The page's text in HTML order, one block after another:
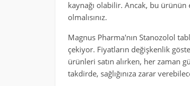
kaynağı olabilir. Ancak, bu
olmalısınız.
Magnus Pharma'nın Stanozolol
çekiyor. Fiyatların değişkenlik
ürünleri satın alırken, her zaman
takdirde, sağlığınıza zarar